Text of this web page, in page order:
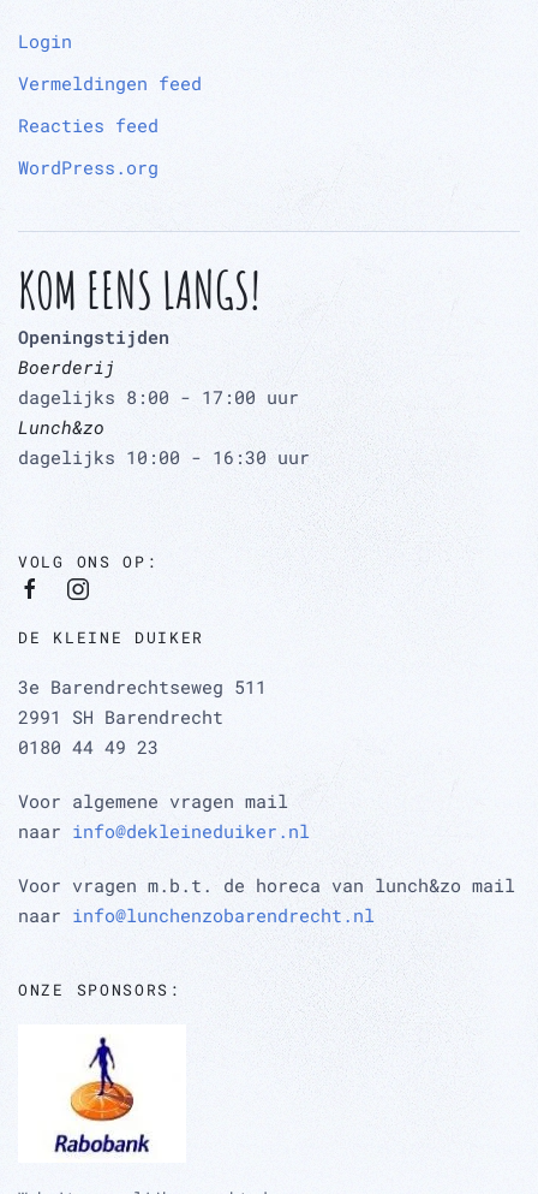
Login
Vermeldingen feed
Reacties feed
WordPress.org
KOM EENS LANGS!
Openingstijden
Boerderij
dagelijks 8:00 - 17:00 uur
Lunch&zo
dagelijks 10:00 - 16:30 uur
VOLG ONS OP:
DE KLEINE DUIKER
3e Barendrechtseweg 511
2991 SH Barendrecht
0180 44 49 23
Voor algemene vragen mail
naar info@dekleineduiker.nl
Voor vragen m.b.t. de horeca van lunch&zo mail
naar info@lunchenzobarendrecht.nl
ONZE SPONSORS: